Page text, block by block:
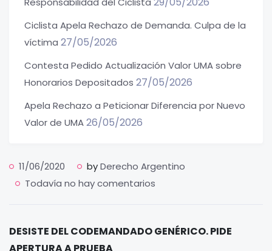
11/06/2020 byDerecho Argentino
Todavía no hay comentarios
DESISTE DEL CODEMANDADO GENÉRICO. PIDE
Ciclista Apela Rechazo de Demanda. Culpa de la
víctima 27/05/2026
Contesta Pedido Actualización Valor UMA sobre
Honorarios Depositados 27/05/2026
Apela Rechazo a Peticionar Diferencia por Nuevo
Valor de UMA26/05/2026